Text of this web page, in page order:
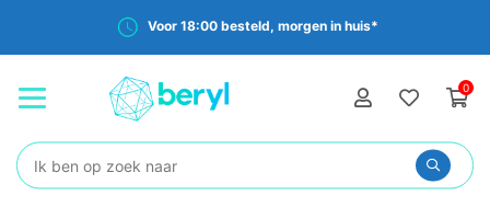
Gratis verzending vanaf €35,-
0
Zoeken: